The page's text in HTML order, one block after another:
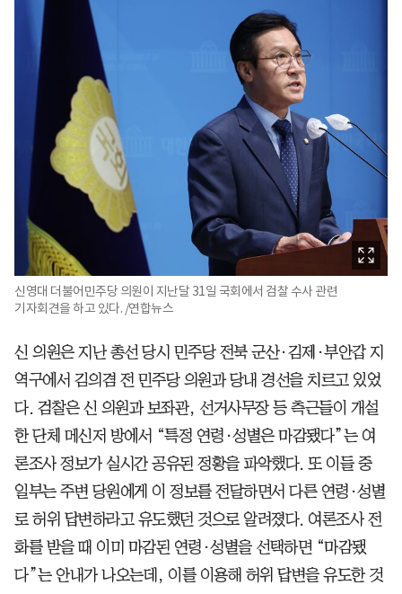
신영대 더불어민주당 의원이 지난달 31일 국회에서 검찰 수사 관련
기자회견을 하고 있다. /연합뉴스
신 의원은 지난 총선 당시 민주당 전북 군산·김제·부안갑 지
역구에서 김의겸 전 민주당 의원과 당내 경선을 치르고 있었
다. 검찰은 신 의원과 보좌관, 선거사무장 등 측근들이 개설
한 단체 메신저 방에서 “특정 연령·성별은 마감됐다”는 여
론조사 정보가 실시간 공유된 정황을 파악했다. 또 이들 중
일부는 주변 당원에게 이 정보를 전달하면서 다른 연령·성별
로 허위 답변하라고 유도했던 것으로 알려졌다. 여론조사 전
화를 받을 때 이미 마감된 연령·성별을 선택하면 “마감됐
다”는 안내가 나오는데, 이를 이용해 허위 답변을 유도한 것